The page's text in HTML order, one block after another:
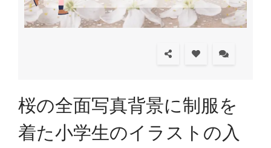
桜の全面写真背景に制服を
着た小学生のイラストの入